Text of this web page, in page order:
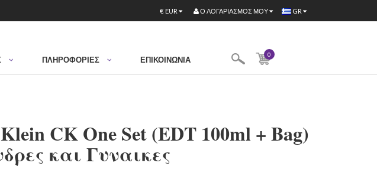
GR
€ EUR Ο ΛΟΓΑΡΙΑΣΜΌΣ ΜΟΥ
ΠΛΗΡΟΦΟΡΙΕΣ ΕΠΙΚΟΙΝΩΝΊΑ
0
CK One Set (EDT 100ml + Bag)
και Γυναικες